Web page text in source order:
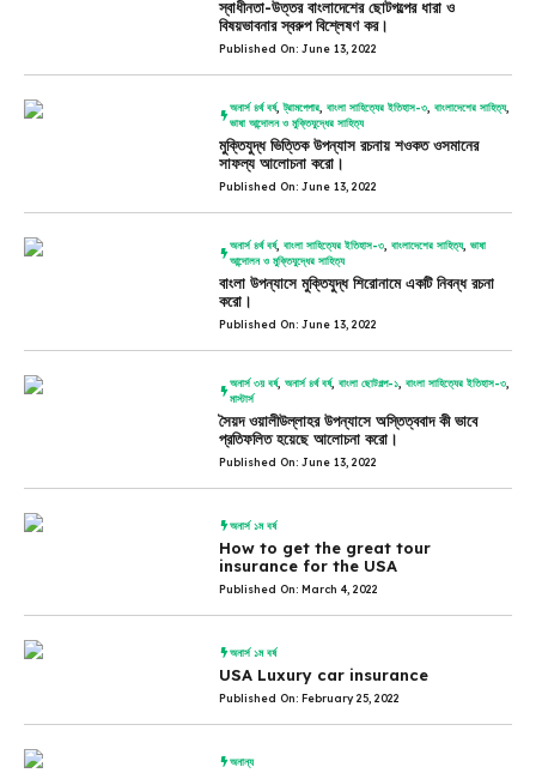
স্বাধীনতা-উত্তর বাংলাদেশের ছোটগল্পের ধারা ও
বিষয়ভাবনার স্বরুপ বিশ্লেষণ কর।
Published On: June 13, 2022
অনার্স ৪র্থ বর্ষ,ট্রামপেপার ,বাংলা সাহিত্যের ইতিহাস-৩ ,বাংলাদেশের সাহিত্য,
ভাষা আন্দোলন ও মুক্তিযুদ্ধের সাহিত্য
মুক্তিযুদ্ধ ভিত্তিক উপন্যাস রচনায় শওকত ওসমানের
সাফল্য আলোচনা করো।
Published On: June 13, 2022
অনার্স ৪র্থ বর্ষ,বাংলা সাহিত্যের ইতিহাস-৩ ,বাংলাদেশের সাহিত্য,ভাষা
আন্দোলন ও মুক্তিযুদ্ধের সাহিত্য
বাংলা উপন্যাসে মুক্তিযুদ্ধ শিরোনামে একটি নিবন্ধ রচনা
করো।
Published On: June 13, 2022
অনার্স ৩য় বর্ষ,অনার্স ৪র্থ বর্ষ,বাংলা ছোটগল্প-১ ,বাংলা সাহিত্যের ইতিহাস-৩
মাস্টার্স
সৈয়দ ওয়ালীউল্লাহর উপন্যাসে অস্তিত্ববাদ কী ভাবে
প্রতিফলিত হয়েছে আলোচনা করো।
Published On: June 13, 2022
অনার্স ১ম বর্ষ
How to get the great tour
insurance for the USA
Published On: March 4, 2022
অনার্স ১ম বর্ষ
USA Luxury car insurance
Published On: February 25, 2022
অনান্য